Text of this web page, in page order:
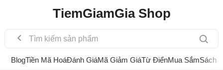
TiemGiamGia Shop
BlogTiền Mã HoáĐánh GiáMã Giảm GiáTừ ĐiểnMua SắmSách